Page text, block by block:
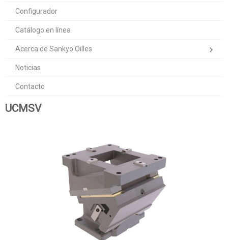
Configurador
Catálogo en línea
Acerca de Sankyo Oilles
Noticias
Contacto
UCMSV